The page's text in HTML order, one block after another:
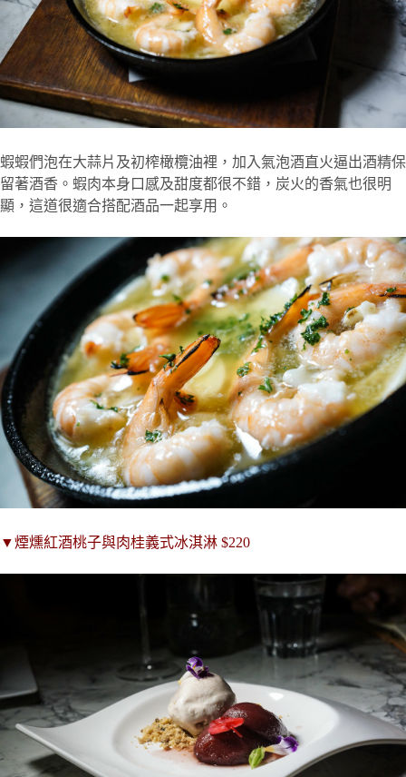
蝦蝦們泡在大蒜片及初榨橄欖油裡，加入氣泡酒直火逼出酒精保
留著酒香。蝦肉本身口感及甜度都很不錯，炭火的香氣也很明
顯，這道很適合搭配酒品一起享用。
▼煙燻紅酒桃子與肉桂義式冰淇淋 $220